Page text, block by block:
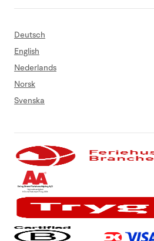
Deutsch
English
Nederlands
Norsk
Svenska